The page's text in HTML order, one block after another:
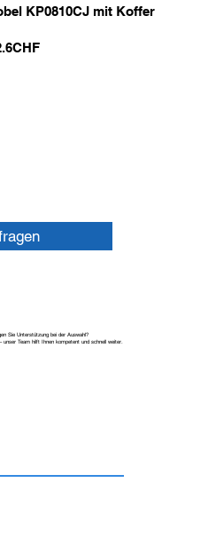
KP0810CJ mit Koffer
CHF
Sie Unterstützung bei der Auswahl?
unser Team hilft Ihnen kompetent und schnell weiter.